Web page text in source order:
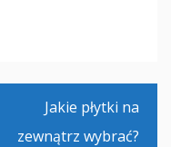
Jakie płytki na
zewnątrz wybrać?